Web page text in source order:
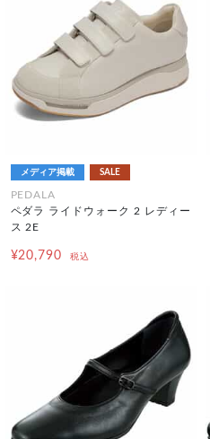
メディア掲載 SALE
PEDALA
ペダラ ライドウォーク 2 レディー
ス 2E
¥20,790 税込